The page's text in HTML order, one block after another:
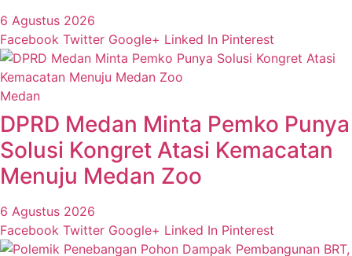
6 Agustus 2026
Facebook Twitter Google+ Linked In Pinterest
Medan
DPRD Medan Minta Pemko Punya
Solusi Kongret Atasi Kemacatan
Menuju Medan Zoo
6 Agustus 2026
Facebook Twitter Google+ Linked In Pinterest